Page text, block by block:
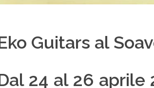
Guitars al
24 al 26 aprile